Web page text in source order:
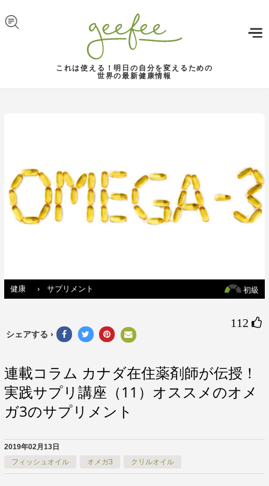
これは使える！明日の自分を変えるための
世界の最新健康情報
初級
健康 › サプリメント
112 
シェアする ›
連載コラム カナダ在住薬剤師が伝授！
実践サプリ講座（11）オススメのオメ
ガ3のサプリメント
2019年02月13日
フィッシュオイル
オメガ3 クリルオイル